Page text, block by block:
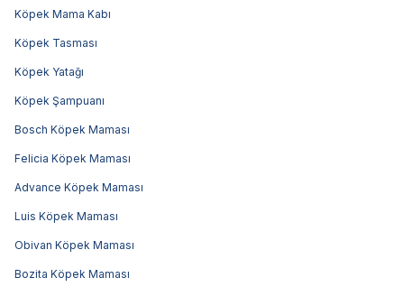
Köpek Mama Kabı
Köpek Tasması
Köpek Yatağı
Köpek Şampuanı
Bosch Köpek Maması
Felicia Köpek Maması
Advance Köpek Maması
Luis Köpek Maması
Obivan Köpek Maması
Bozita Köpek Maması